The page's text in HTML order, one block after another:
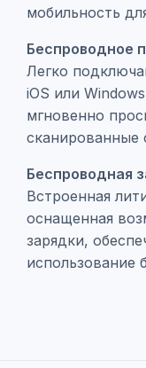
мобильность
Беспроводное
Легко
iOS или
мгновенно
сканированные
Беспроводная
Встроенная
оснащенная
зарядки,
использование